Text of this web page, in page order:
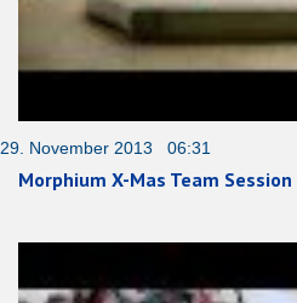
29. November 2013 06:31
Morphium X-Mas Team